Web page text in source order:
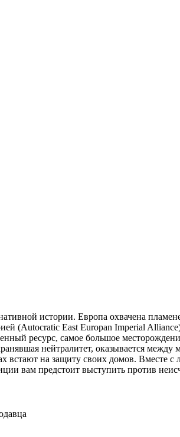
истории. Европа охвачена
(Autocratic East Europan Imperial
ресурс, самое большое
нейтралитет, оказывается между
встают на защиту своих домов. Вместе с
вам предстоит выступить против